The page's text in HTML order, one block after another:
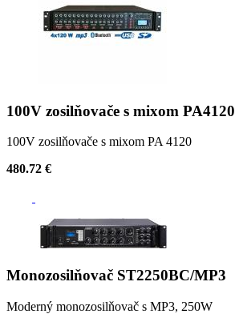
100V zosilňovače s mixom PA4120
100V zosilňovače s mixom PA 4120
480.72 €
Monozosilňovač ST2250BC/MP3
Moderný monozosilňovač s MP3, 250W